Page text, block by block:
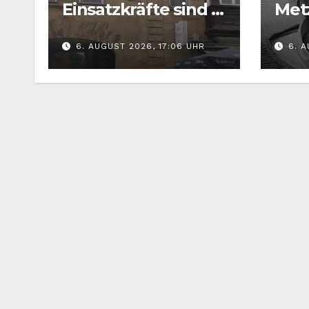
Einsatzkräfte sind in
der Fürther
Innenstadt
gefordert
6. AUGUST 2026, 17:06 UHR 6.